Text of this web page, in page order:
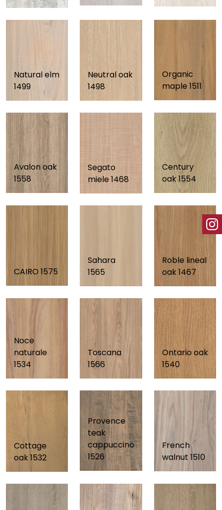
Natural elm
1499
Neutral oak
1498
Organic
maple 1511
Avalon oak
1558
Segato
miele 1468
Century
oak 1554
CAIRO 1575
Sahara
1565
Roble lineal
oak 1467
Noce
naturale
1534
Toscana
1566
Ontario oak
1540
Cottage
oak 1532
Provence
teak
cappuccino
1526
French
walnut 1510